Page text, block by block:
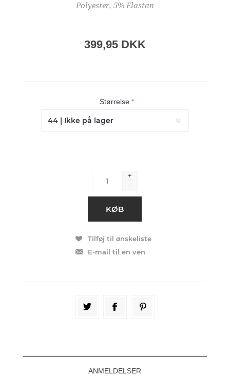
Polyester, 5% Elastan
399,95 DKK
Størrelse*
+
-
ANMELDELSER